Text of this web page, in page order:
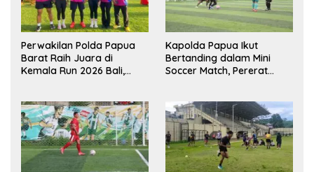
Perwakilan Polda Papua
Barat Raih Juara di
Kemala Run 2026 Bali,
Kapolda Papua Ikut
Bertanding dalam Mini
Soccer Match, Pererat